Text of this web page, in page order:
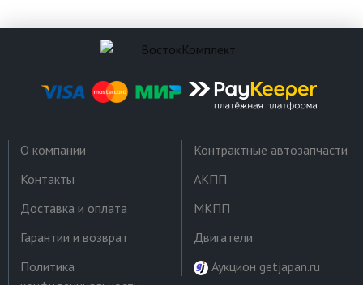
О компании
Контакты
Доставка и оплата
Гарантии и возврат
Политика
Контрактные автозапчасти
АКПП
МКПП
Двигатели
Аукцион getjapan.ru